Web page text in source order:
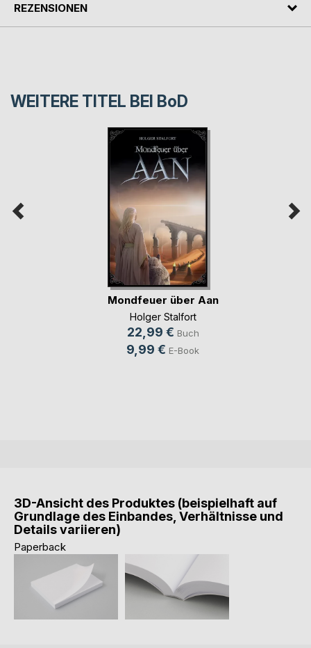
REZENSIONEN
WEITERE TITEL BEI BoD
Mondfeuer über Aan
Holger Stalfort
22,99 € Buch
9,99 € E-Book
3D-Ansicht des Produktes (beispielhaft auf
Grundlage des Einbandes, Verhältnisse und
Details variieren)
Paperback